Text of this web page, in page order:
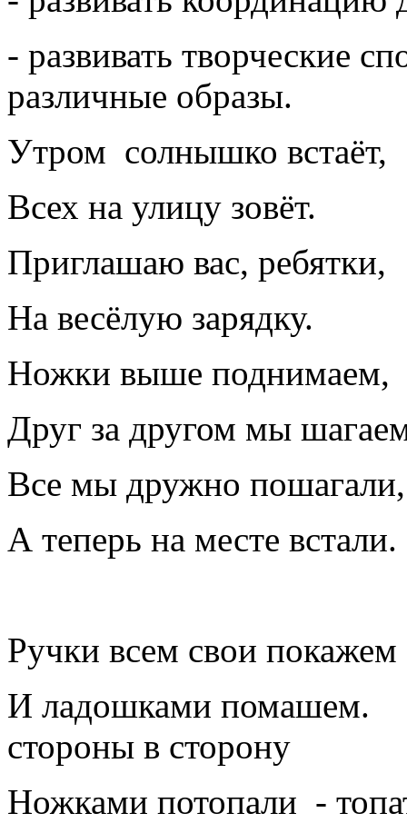
- развивать творческие
различные образы.
Утром солнышко встаёт,
Всех на улицу зовёт.
Приглашаю вас, ребятки,
На весёлую зарядку.
Ножки выше поднимаем,
Друг за другом мы
Все мы дружно пошагали,
А теперь на месте
Ручки всем свои
И ладошками помашем. -
стороны в сторону
Ножками потопали -